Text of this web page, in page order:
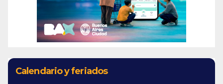
Calendario y feriados